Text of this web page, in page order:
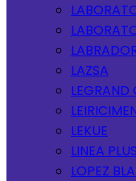
LAZSA
LEGRAND
LEKUE
LINEA
LOPEZ